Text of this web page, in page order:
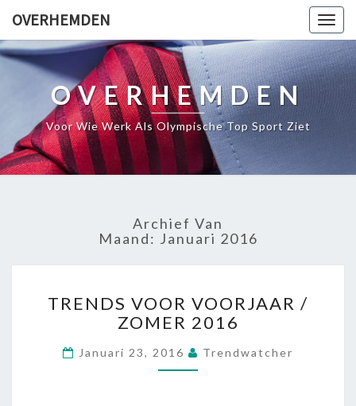
OVERHEMDEN
OVERHEMDEN
Voor Wie Werk Als Olympische Top Sport Ziet
Archief Van
Maand: Januari 2016
VOOR
VOORJAAR
ZOMER
2016
TRENDS VOOR VOORJAAR /
ZOMER 2016
Januari 23, 2016 Trendwatcher